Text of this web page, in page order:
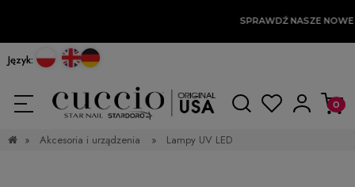
SPRAWDŹ NASZE NOWE
Język:
» Akcesoria i urządzenia » Lampy UV LED